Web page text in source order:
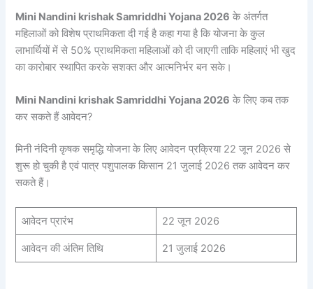
Mini Nandini krishak Samriddhi Yojana 2026 के अंतर्गत
महिलाओं को विशेष प्राथमिकता दी गई है कहा गया है कि योजना के कुल
लाभार्थियों में से 50% प्राथमिकता महिलाओं को दी जाएगी ताकि महिलाएं भी खुद
का कारोबार स्थापित करके सशक्त और आत्मनिर्भर बन सके।
Mini Nandini krishak Samriddhi Yojana 2026 के लिए कब तक
कर सकते हैं आवेदन?
मिनी नंदिनी कृषक समृद्धि योजना के लिए आवेदन प्रक्रिया 22 जून 2026 से
शुरू हो चुकी है एवं पात्र पशुपालक किसान 21 जुलाई 2026 तक आवेदन कर
सकते हैं।
आवेदन प्रारंभ 22 जून 2026
आवेदन की अंतिम तिथि 21 जुलाई 2026